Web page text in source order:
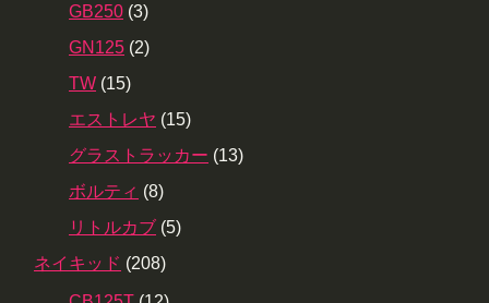
GB250 (3)
GN125 (2)
TW (15)
エストレヤ (15)
グラストラッカー (13)
ボルティ (8)
リトルカブ (5)
ネイキッド (208)